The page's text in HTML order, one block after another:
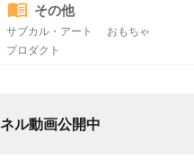
その他
サブカル・アート
おもちゃ
プロダクト
ル動画公開中